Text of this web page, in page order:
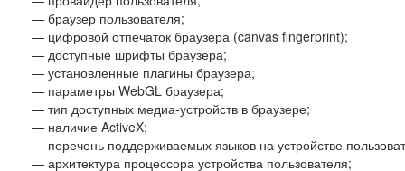
— браузер пользователя;
— цифровой отпечаток браузера (canvas fingerprint);
— доступные шрифты браузера;
— установленные плагины браузера;
— параметры WebGL браузера;
— тип доступных медиа-устройств в браузере;
— наличие ActiveX;
— перечень поддерживаемых языков на устройстве
— архитектура процессора устройства пользователя;